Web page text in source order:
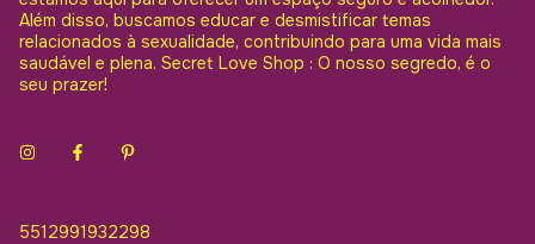
Além disso, buscamos educar e desmistificar temas
relacionados à sexualidade, contribuindo para uma vida mais
saudável e plena. Secret Love Shop : O nosso segredo, é o
seu prazer!
5512991932298